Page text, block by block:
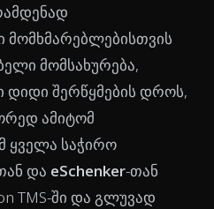
მომხმარებლებისთვის
მომსახურება,
დიდი შერწყმების დროს,
ამიტომ
ყველა საჭირო
და eSchenker-თან
TMS-ში და გლუვად